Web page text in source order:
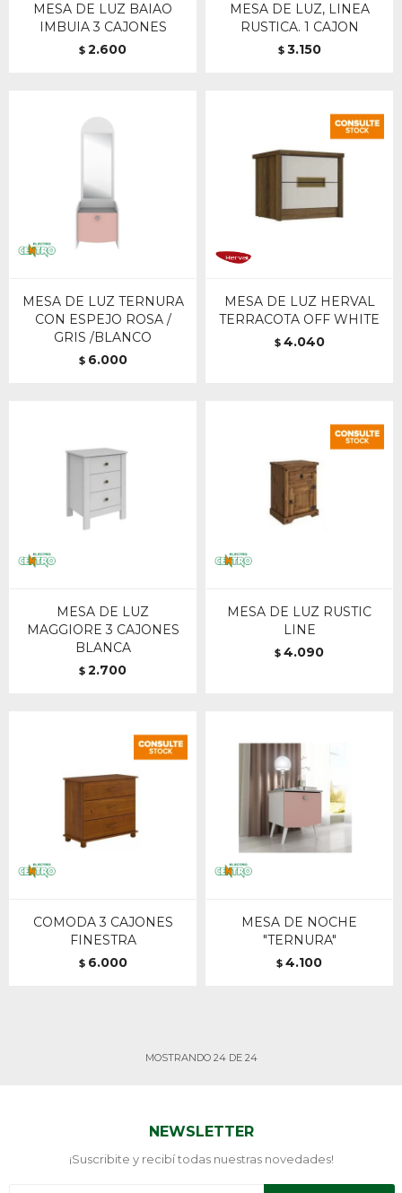
MESA DE LUZ BAIAO
IMBUIA 3 CAJONES
$ 2.600
MESA DE LUZ, LINEA
RUSTICA. 1 CAJON
$ 3.150
MESA DE LUZ TERNURA
CON ESPEJO ROSA /
GRIS /BLANCO
$ 6.000
MESA DE LUZ HERVAL
TERRACOTA OFF WHITE
$ 4.040
MESA DE LUZ
MAGGIORE 3 CAJONES
BLANCA
$ 2.700
MESA DE LUZ RUSTIC
LINE
$ 4.090
COMODA 3 CAJONES
FINESTRA
$ 6.000
MESA DE NOCHE
"TERNURA"
$ 4.100
MOSTRANDO 24DE 24
NEWSLETTER
¡Suscribite y recibí todas nuestras novedades!